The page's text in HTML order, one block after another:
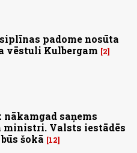
padome nosūta
vēstuli Kulbergam
2
nākamgad saņems
ministri. Valsts iestādēs
šokā
12